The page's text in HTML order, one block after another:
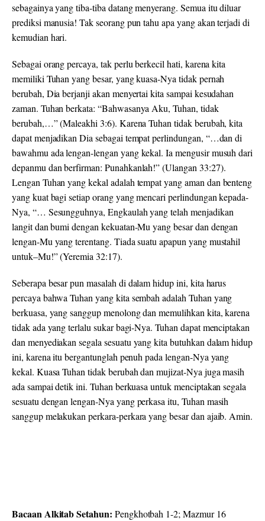
sebagainya yang tiba-tiba datang menyerang. Semua itu diluar
prediksi manusia! Tak seorang pun tahu apa yang akan terjadi di
kemudian hari.
Sebagai orang percaya, tak perlu berkecil hati, karena kita
memiliki Tuhan yang besar, yang kuasa-Nya tidak pernah
berubah, Dia berjanji akan menyertai kita sampai kesudahan
zaman. Tuhan berkata: “Bahwasanya Aku, Tuhan, tidak
berubah,…” (Maleakhi 3:6). Karena Tuhan tidak berubah, kita
dapat menjadikan Dia sebagai tempat perlindungan, “…dan di
bawahmu ada lengan-lengan yangkekal. Ia mengusir musuh dari
depanmu dan berfirman: Punahkanlah!” (Ulangan 33:27).
Lengan Tuhan yang kekal adalah tempat yang aman dan benteng
yang kuat bagi setiap orang yang mencari perlindungan kepada-
Nya, “… Sesungguhnya, Engkaulah yangtelah menjadikan
langitdan bumi dengan kekuatan-Mu yang besardan dengan
lengan-Mu yang terentang. Tiadasuatuapapun yang mustahil
untuk–Mu!”(Yeremia 32:17).
Seberapa besar pun masalah di dalam hidup ini, kita harus
percaya bahwa Tuhan yang kita sembah adalah Tuhan yang
berkuasa, yang sanggup menolong dan memulihkan kita, karena
tidak ada yang terlalu sukar bagi-Nya. Tuhan dapat menciptakan
dan menyediakan segala sesuatu yang kita butuhkan dalam hidup
ini, karena itu bergantunglah penuh pada lengan-Nya yang
kekal. Kuasa Tuhan tidak berubah dan mujizat-Nya juga masih
ada sampai detik ini. Tuhan berkuasa untuk menciptakan segala
sesuatu dengan lengan-Nya yang perkasa itu, Tuhan masih
sanggup melakukan perkara-perkara yang besar dan ajaib. Amin.
Bacaan Alkitab Setahun: Pengkhotbah 1-2; Mazmur 16